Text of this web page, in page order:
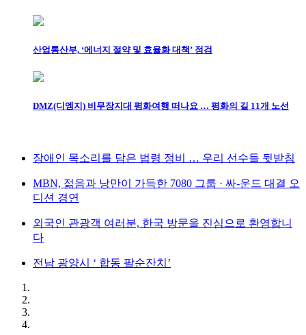
산업통산부, ‘에너지 절약 및 효율화 대책’ 점검
DMZ(디엠지) 비무장지대 평화여행 떠나요 … 평화의 길 11개 노선
장애인 목소리를 담은 법령 정비 … 우리 선수들 뒷받침
MBN, 젊음과 낭만이 가득한 7080 그룹 · 싸-운드 대결 오
디션 경연
외국인 관광객 여러분, 한국 방문을 진심으로 환영합니
다
전남 광양시 ‘ 합동 팔순잔치’